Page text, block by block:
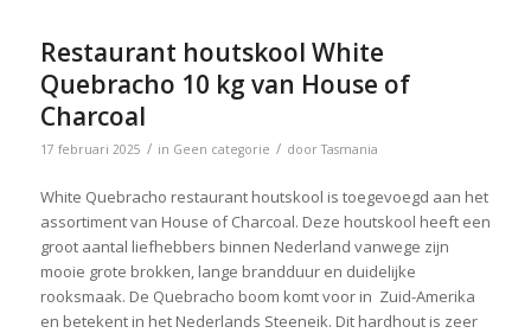
Restaurant houtskool White
Quebracho 10 kg van House of
Charcoal
17 februari 2025 / in Geen categorie / doorTasmania
White Quebracho restaurant houtskool is toegevoegd aan het
assortiment van House of Charcoal. Deze houtskool heeft een
groot aantal liefhebbers binnen Nederland vanwege zijn
mooie grote brokken, lange brandduur en duidelijke
rooksmaak. De Quebracho boom komt voor in Zuid-Amerika
en betekent in het Nederlands Steeneik. Dit hardhout is zeer